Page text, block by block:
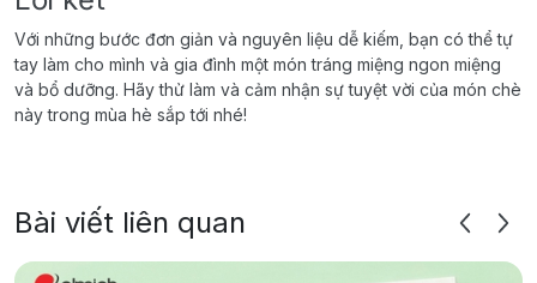
Với những bước đơn giản và nguyên liệu dễ kiếm, bạn có thể tự
tay làm cho mình và gia đình một món tráng miệng ngon miệng
và bổ dưỡng. Hãy thử làm và cảm nhận sự tuyệt vời của món chè
này trong mùa hè sắp tới nhé!
Bài viết liên quan